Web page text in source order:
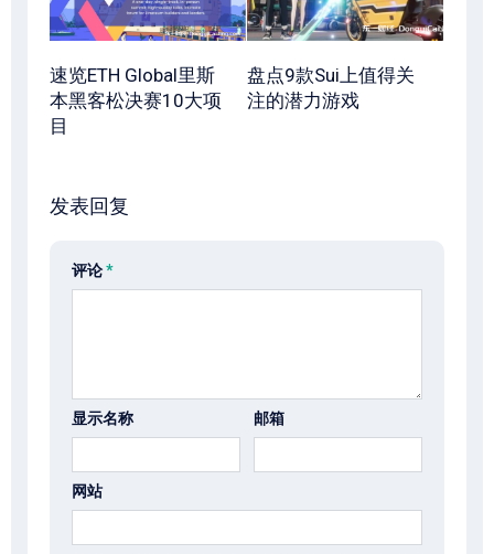
速览ETH Global里斯
本黑客松决赛10大项
目
盘点9款Sui上值得关
注的潜力游戏
发表回复
评论*
显示名称 邮箱
网站